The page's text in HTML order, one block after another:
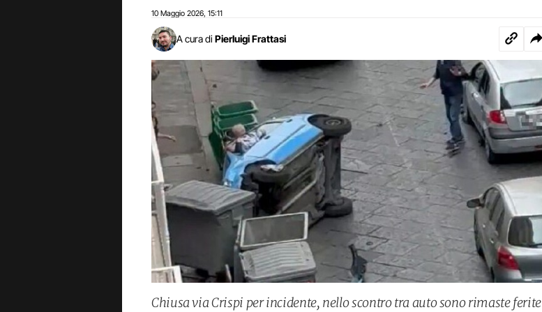
10 Maggio 2026 15:11
A cura di Pierluigi Frattasi
Chiusa via Crispi per incidente, nello scontro tra auto sono rimaste ferite